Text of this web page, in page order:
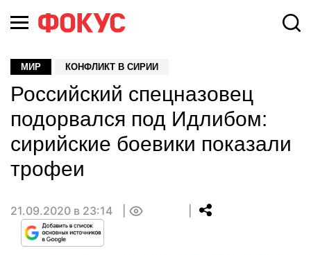
МИР КОНФЛИКТ В СИРИИ
Российский спецназовец
подорвался под Идлибом:
сирийские боевики показали
трофеи
21.09.2020 в 23:14